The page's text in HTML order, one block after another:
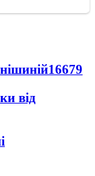
16679
від